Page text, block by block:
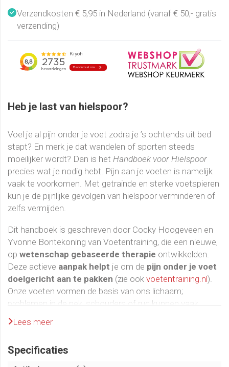
Verzendkosten € 5,95 in Nederland (vanaf € 50,- gratis
verzending)
Heb je last van hielspoor?
Voel je al pijn onder je voet zodra je ’s ochtends uit bed
stapt? En merk je dat wandelen of sporten steeds
moeilijker wordt? Dan is het Handboek voor Hielspoor
precies wat je nodig hebt. Pijn aan je voeten is namelijk
vaak te voorkomen. Met getrainde en sterke voetspieren
kun je de pijnlijke gevolgen van hielspoor verminderen of
zelfs vermijden.
Dit handboek is geschreven door Cocky Hoogeveen en
Yvonne Bontekoning van Voetentraining, die een nieuwe,
op wetenschap gebaseerde therapie ontwikkelden.
Deze actieve aanpak helpt je om de pijn onder je voet
doelgericht aan te pakken (zie ook voetentraining.nl).
Onze voeten vormen de basis van ons lichaam;
problemen in de nek, schouders of rug kunnen vaak
teruggeleid worden naar een verkeerde voetstand. Toch
blijven onze voeten vaak ongetraind, terwijl juist het
voorkomen. Stevige schoenen lijken een goed idee,
Lees meer
Specificaties